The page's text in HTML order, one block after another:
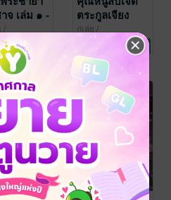
จ เล่ม ๑ -
+ตอน
/
กจีนโบราณ
ตระกูลเจียง
กู่เล่ย /
Rosequartz_writer
นิยายรักจีนโบราณ
12 Rating
ปเพลิง
แสนเกลียด